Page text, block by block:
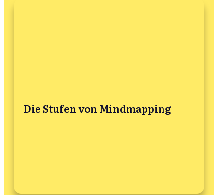
Die Stufen von Mindmapping